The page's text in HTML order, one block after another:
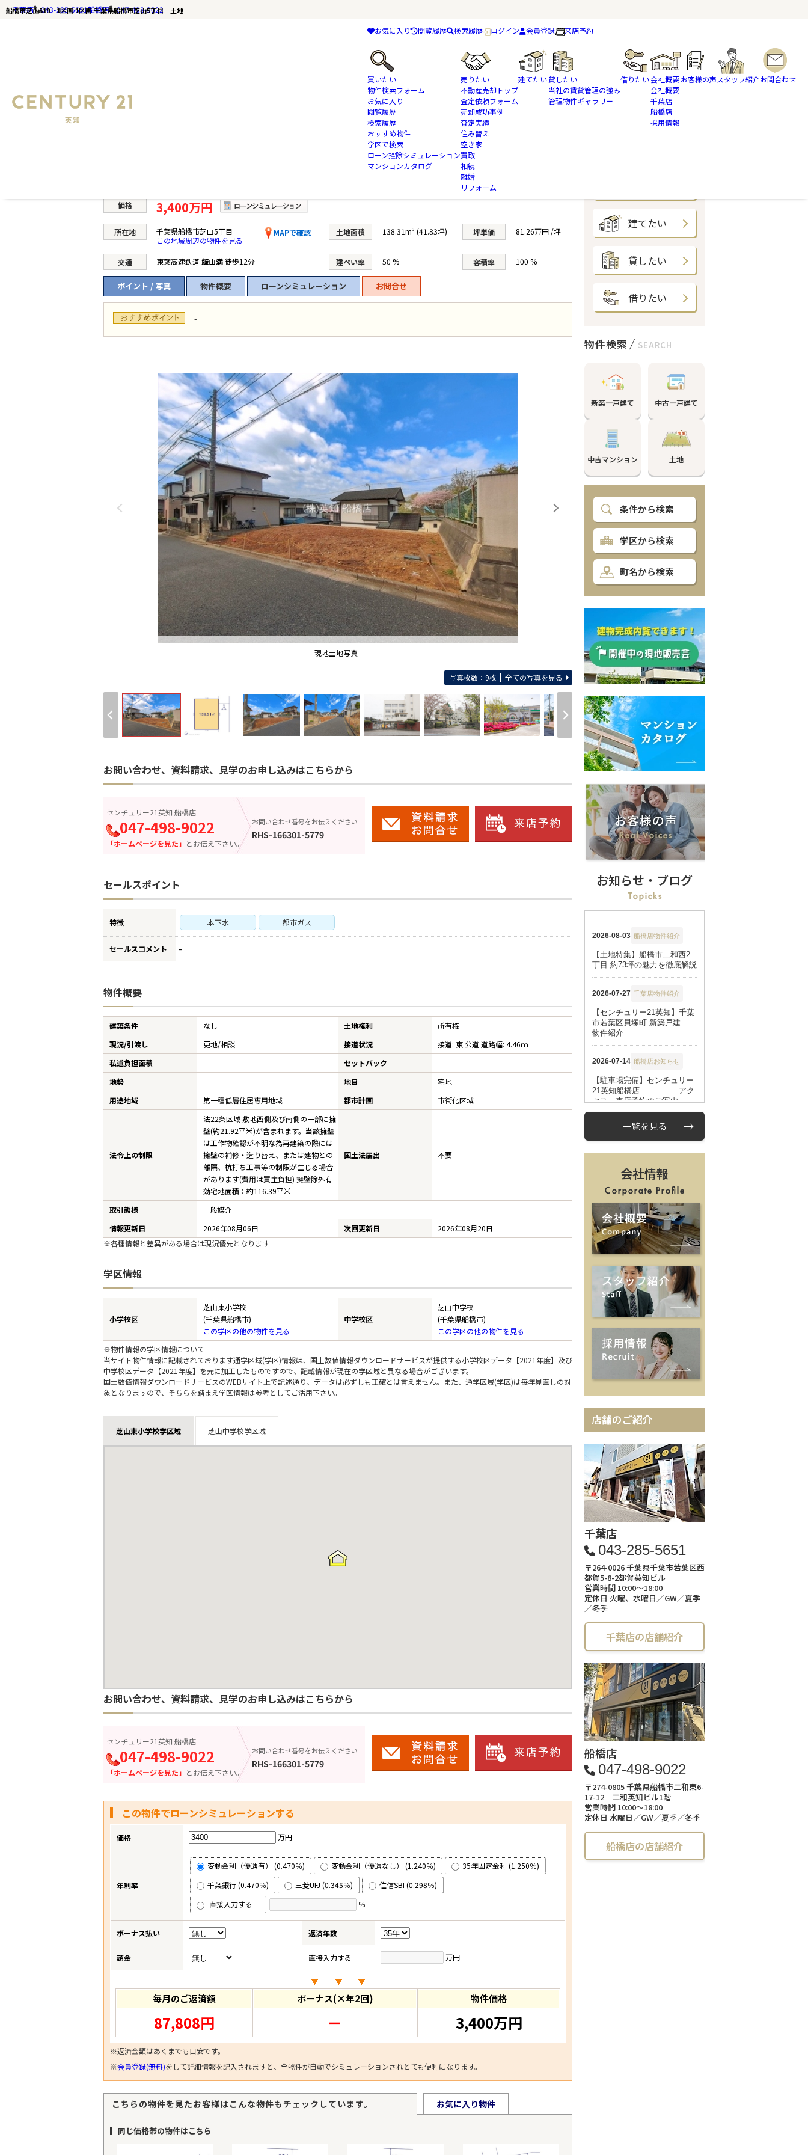
船橋市芝山519 1区画 1区画 千葉県船橋市芝山5丁目｜土地
千葉店 043-285-5651船橋店 047-498-9022
お気に入り 閲覧履歴 検索履歴 ログイン 会員登録 来店予約
買いたい
物件検索フォーム
お気に入り
閲覧履歴
検索履歴
おすすめ物件
学区で検索
ローン控除シミュレーション
マンションカタログ
売りたい
不動産売却トップ
査定依頼フォーム
売却成功事例
査定実績
住み替え
空き家
買取
相続
離婚
リフォーム
建てたい貸したい
当社の賃貸管理の強み
管理物件ギャラリー
借りたい会社概要
会社概要
千葉店
船橋店
採用情報
お客様の声スタッフ紹介お問合わせ
船橋市 東葉高速鉄道 船橋市芝山519 1区画 1区画
価格 3,400万円
所在地 千葉県船橋市芝山5丁目 MAPで確認
この地域周辺の物件を見る
土地面積 138.31m² (41.83坪) 坪単価 81.26万円 /坪
交通 東葉高速鉄道 飯山満徒歩12分 建ぺい率 50 % 容積率 100 %
ポイント / 写真 物件概要 ローンシミュレーション お問合せ
-
現地土地写真 -
写真枚数：9枚 全ての写真を見る
お問い合わせ、資料請求、見学のお申し込みはこちらから
センチュリー21英知 船橋店
047-498-9022
「ホームページを見た」 とお伝え下さい。
お問い合わせ番号をお伝えください
RHS-166301-5779
セールスポイント
特徴 本下水 都市ガス
セールスコメント -
物件概要
建築条件 なし 土地権利
所有権
現況/引渡し
更地/相談 接道状況
接道: 東 公道 道路幅: 4.46ｍ
私道負担面積
- セットバック
-
地勢
地目
宅地
用途地域
第一種低層住居専用地域 都市計画 市街化区域
法令上の制限
法22条区域 敷地西側及び南側の一部に擁
壁(約21.92平米)が含まれます。当該擁壁
は工作物確認が不明な為再建築の際には
擁壁の補修・造り替え、または建物との
離隔、杭打ち工事等の制限が生じる場合
があります(費用は買主負担) 擁壁除外有
効宅地面積：約116.39平米
国土法届出 不要
取引態様
一般媒介
情報更新日
2026年08月06日 次回更新日
2026年08月20日
※各種情報と差異がある場合は現況優先となります
学区情報
小学校区
芝山東小学校
(千葉県船橋市)
この学区の他の物件を見る
中学校区
芝山中学校
(千葉県船橋市)
この学区の他の物件を見る
※物件情報の学区情報について
当サイト物件情報に記載されております通学区域(学区)情報は、国土数値情報ダウンロードサービスが提供する小学校区データ【2021年度】及び
中学校区データ【2021年度】を元に加工したものですので、記載情報が現在の学区域と異なる場合がございます。
国土数値情報ダウンロードサービスのWEBサイト上で記述通り、データは必ずしも正確とは言えません。また、通学区域(学区)は毎年見直しの対
象となりますので、そちらを踏まえ学区情報は参考としてご活用下さい。
芝山東小学校学区域 芝山中学校学区域
お問い合わせ、資料請求、見学のお申し込みはこちらから
センチュリー21英知 船橋店
047-498-9022
「ホームページを見た」 とお伝え下さい。
お問い合わせ番号をお伝えください
RHS-166301-5779
この物件でローンシミュレーションする
価格 万円
年利率
変動金利（優遇有） (0.470％) 変動金利（優遇なし） (1.240％)
35年固定金利 (1.250％)
千葉銀行 (0.470％)
三菱UFJ (0.345％)
住信SBI (0.298％)
直接入力する
％
ボーナス払い 返済年数
頭金 直接入力する 万円
毎月のご返済額
87,808円
ボーナス(×年2回)
－
物件価格
3,400万円
※返済金額はあくまでも目安です。
※会員登録(無料)をして詳細情報を記入されますと、全物件が自動でシミュレーションされとても便利になります。
こちらの物件を見たお客様はこんな物件もチェックしています。 お気に入り物件
同じ価格帯の物件はこちら
建てたい
貸したい
借りたい
物件検索 SEARCH
新築一戸建て 中古一戸建て
中古マンション 土地
条件から検索
学区から検索
町名から検索
お知らせ・ブログ
一覧を見る
会社情報
店舗のご紹介
千葉店
043-285-5651
〒264-0026 千葉県千葉市若葉区西
都賀5-8-2都賀英知ビル
営業時間 10:00～18:00
定休日 火曜、水曜日／GW／夏季
／冬季
千葉店の店舗紹介
船橋店
047-498-9022
〒274-0805 千葉県船橋市二和東6-
17-12 二和英知ビル1階
営業時間 10:00～18:00
定休日 水曜日／GW／夏季／冬季
船橋店の店舗紹介